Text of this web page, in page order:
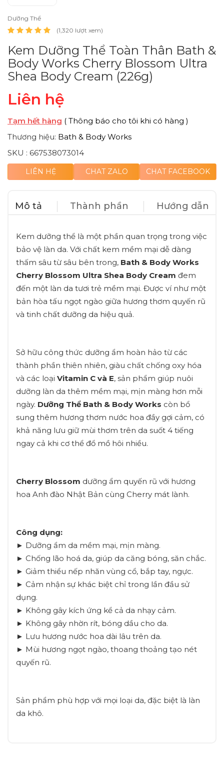
Dưỡng Thể
(1,320 lượt xem)
Kem Dưỡng Thể Toàn Thân Bath &
Body Works Cherry Blossom Ultra
Shea Body Cream (226g)
Liên hệ
Tạm hết hàng ( Thông báo cho tôi khi có hàng )
Thương hiệu: Bath & Body Works
SKU : 667538073014
LIÊN HỆ CHAT ZALO CHAT FACEBOOK
Mô tả Thành phần Hướng dẫn
Kem dưỡng thể là một phần quan trọng trong việc
bảo vệ làn da. Với chất kem mềm mại dễ dàng
thấm sâu từ sâu bên trong, Bath & Body Works
Cherry Blossom Ultra Shea Body Cream đem
đến một làn da tươi trẻ mềm mại. Được ví như một
bản hòa tấu ngọt ngào giữa hương thơm quyến rũ
và tinh chất dưỡng da hiệu quả.
Sở hữu công thức dưỡng ẩm hoàn hảo từ các
thành phần thiên nhiên, giàu chất chống oxy hóa
và các loại Vitamin C và E, sản phẩm giúp nuôi
dưỡng làn da thêm mềm mại, mịn màng hơn mỗi
ngày. Dưỡng Thể Bath & Body Works còn bổ
sung thêm hương thơm nước hoa đầy gợi cảm, có
khả năng lưu giữ mùi thơm trên da suốt 4 tiếng
ngay cả khi cơ thể đổ mồ hôi nhiều.
Cherry Blossom dưỡng ẩm quyến rũ với hương
hoa Anh đào Nhật Bản cùng Cherry mát lành.
Công dụng:
► Dưỡng ẩm da mềm mại, mịn màng.
► Chống lão hoá da, giúp da căng bóng, săn chắc.
► Giảm thiểu nếp nhăn vùng cổ, bắp tay, ngực.
► Cảm nhận sự khác biệt chỉ trong lần đầu sử
dụng.
► Không gây kích ứng kể cả da nhạy cảm.
► Không gây nhờn rít, bóng dầu cho da.
► Lưu hương nước hoa dài lâu trên da.
► Mùi hương ngọt ngào, thoang thoảng tạo nét
quyến rũ.
Sản phẩm phù hợp với mọi loại da, đặc biệt là làn
da khô.